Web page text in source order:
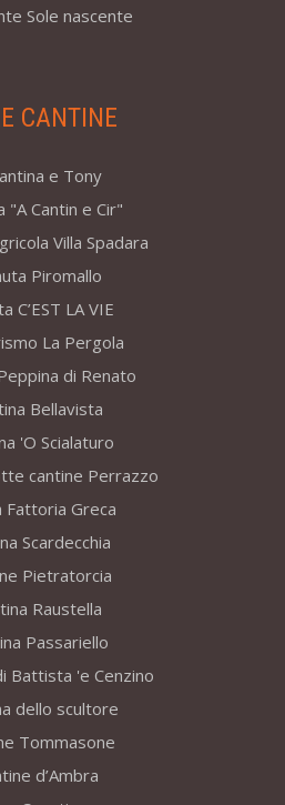
Sole nascente
CANTINE
e Tony
"A Cantin e Cir"
Villa Spadara
Piromallo
C’EST LA VIE
La Pergola
di Renato
Bellavista
'O Scialaturo
cantine Perrazzo
Fattoria Greca
Scardecchia
Pietratorcia
Raustella
Passariello
Battista 'e Cenzino
dello scultore
Tommasone
d’Ambra